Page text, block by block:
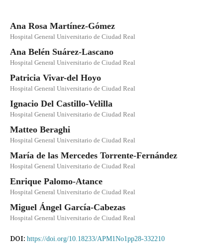
Ana Rosa Martínez-Gómez
Hospital General Universitario de Ciudad Real
Ana Belén Suárez-Lascano
Hospital General Universitario de Ciudad Real
Patricia Vivar-del Hoyo
Hospital General Universitario de Ciudad Real
Ignacio Del Castillo-Velilla
Hospital General Universitario de Ciudad Real
Matteo Beraghi
Hospital General Universitario de Ciudad Real
María de las Mercedes Torrente-Fernández
Hospital General Universitario de Ciudad Real
Enrique Palomo-Atance
Hospital General Universitario de Ciudad Real
Miguel Ángel García-Cabezas
Hospital General Universitario de Ciudad Real
DOI: https://doi.org/10.18233/APM1No1pp28-332210